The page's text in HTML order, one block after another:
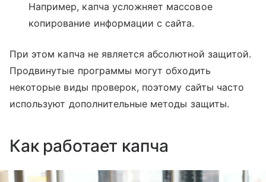
Например, капча усложняет массовое
копирование информации с сайта.
При этом капча не является абсолютной защитой.
Продвинутые программы могут обходить
некоторые виды проверок, поэтому сайты часто
используют дополнительные методы защиты.
Как работает капча